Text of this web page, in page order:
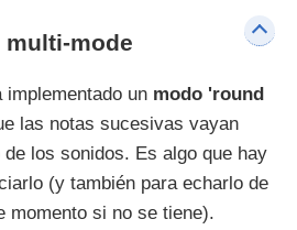
multi-mode
implementado un modo 'round
las notas sucesivas vayan
los sonidos. Es algo que hay
(y también para echarlo de
momento si no se tiene).